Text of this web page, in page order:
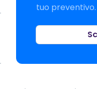
tuo preventivo.